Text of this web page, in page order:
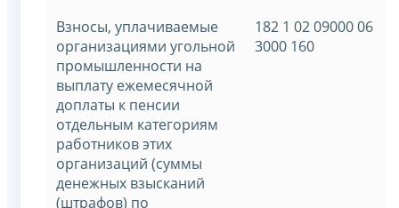
Взносы, уплачиваемые
организациями угольной
промышленности на
выплату ежемесячной
доплаты к пенсии
отдельным категориям
работников этих
организаций (суммы
денежных взысканий
(штрафов) по
182 1 02 09000 06
3000 160